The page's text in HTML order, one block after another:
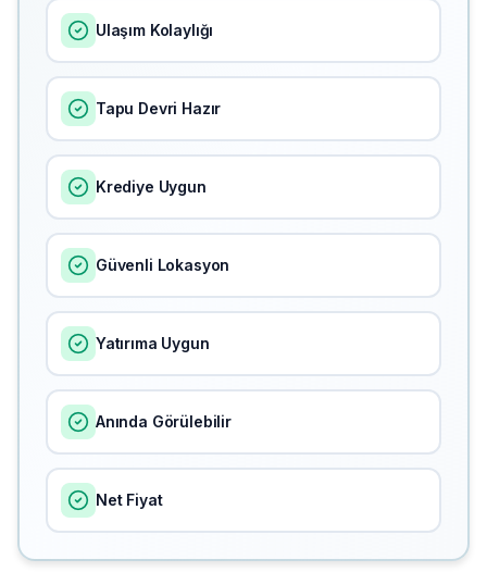
Ulaşım Kolaylığı
Tapu Devri Hazır
Krediye Uygun
Güvenli Lokasyon
Yatırıma Uygun
Anında Görülebilir
Net Fiyat